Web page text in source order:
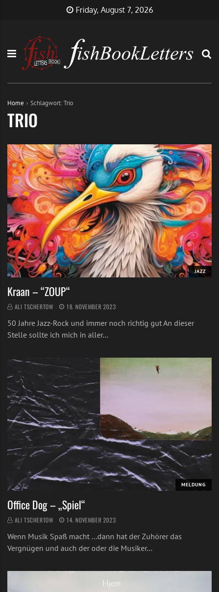
Friday, August 7, 2026
Home Schlagwort:Trio
TRIO
JAZZ
Kraan – “ZOUP“
ALI TSCHERTOW 18. NOVEMBER 2023
50 Jahre Jazz-Rock und immer noch richtig gut An dieser
Stelle sollte ich mich in aller…
MELDUNG
Office Dog – „Spiel“
ALI TSCHERTOW 14. NOVEMBER 2023
Wenn Musik Spaß macht …dann hat der Zuhörer das
Vergnügen und auch der oder die Musiker…